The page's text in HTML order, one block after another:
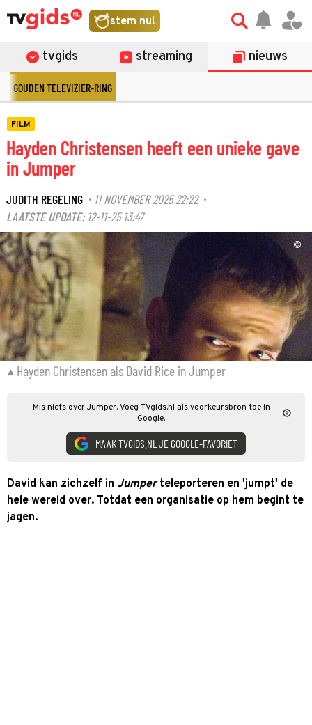
stem nu!
tvgids streaming nieuws
GOUDEN TELEVIZIER-RING
FILM
Hayden Christensen heeft een unieke gave
in Jumper
JUDITH REGELING · 11 NOVEMBER 2025 22:22·
LAATSTE UPDATE: 12-11-25 13:47
©
Hayden Christensen als David Rice in Jumper
Mis niets over Jumper. Voeg TVgids.nl als voorkeursbron toe in
Google.
MAAK TVGIDS.NL JE GOOGLE-FAVORIET
David kan zichzelf in Jumperteleporteren en 'jumpt' de
hele wereld over. Totdat een organisatie op hem begint te
jagen.